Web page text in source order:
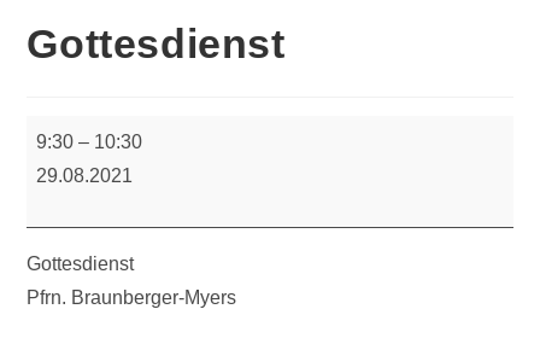
Gottesdienst
9:30 – 10:30
29.08.2021
Gottesdienst
Pfrn. Braunberger-Myers